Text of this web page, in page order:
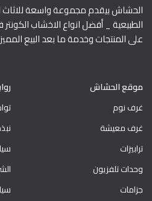
الحشاش بيقدم مجموعة واسعة
الطبيعية _ أفضل انواع الاخشاب
على المنتجات وخدمة ما بعد البيع
موقع الحشاش
غرف نوم
غرف معيشة
ترابيزات
وحدات تلفزيون
جزامات